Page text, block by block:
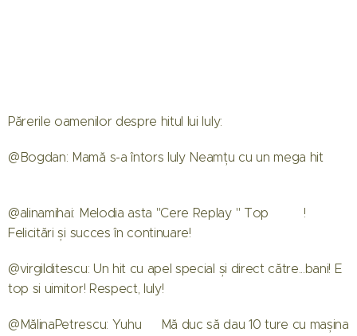
Părerile oamenilor despre hitul lui Iuly:
@Bogdan: Mamă s-a întors Iuly Neamțu cu un mega hit 🔥
@alinamihai: Melodia asta "Cere Replay " Top 💪💯!❤
Felicitări și succes în continuare!
@virgilditescu: Un hit cu apel special și direct către...bani! E
top si uimitor! Respect, Iuly!
@MălinaPetrescu: Yuhu🎉 Mă duc să dau 10 ture cu mașina